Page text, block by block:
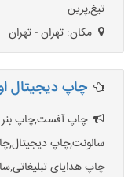
تیغ,پرین
مکان: تهران - تهران
چاپ دیجیتال
چاپ آفست,چاپ بنر
چاپ هدایای